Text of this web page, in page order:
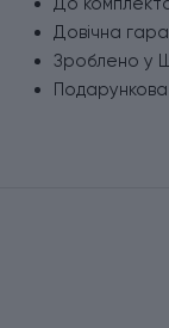
Довічна
Зроблено у